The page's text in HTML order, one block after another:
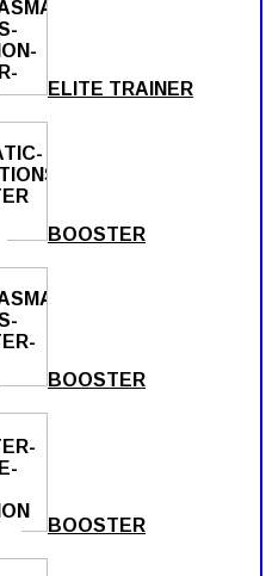
ELITE TRAINER
BOOSTER
BOOSTER
BOOSTER